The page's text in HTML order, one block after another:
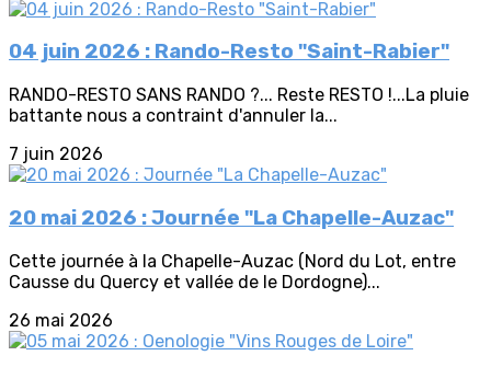
04 juin 2026 : Rando-Resto "Saint-Rabier"
RANDO-RESTO SANS RANDO ?... Reste RESTO !...La pluie
battante nous a contraint d'annuler la...
7 juin 2026
20 mai 2026 : Journée "La Chapelle-Auzac"
Cette journée à la Chapelle-Auzac (Nord du Lot, entre
Causse du Quercy et vallée de le Dordogne)...
26 mai 2026